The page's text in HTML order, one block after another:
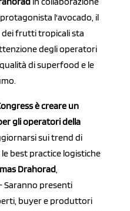
l'avocado, il
frutti tropicali sta
degli operatori
di superfood e le
è creare un
gli operatori della
sui trend di
best practice logistiche
Drahorad,
Saranno presenti
buyer e produttori